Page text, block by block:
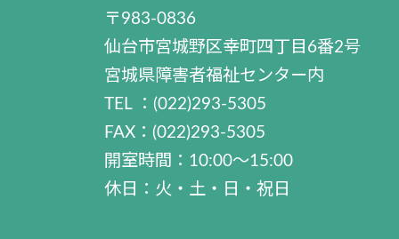
〒983-0836
仙台市宮城野区幸町四丁目6番2号
宮城県障害者福祉センター内
TEL ：(022)293-5305
FAX：(022)293-5305
開室時間：10:00～15:00
休日：火・土・日・祝日